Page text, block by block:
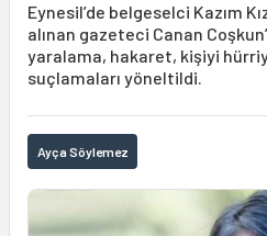
Eynesil’de belgeselci Kazım
alınan gazeteci Canan
yaralama, hakaret, kişiyi
suçlamaları yöneltildi.
Ayça Söylemez